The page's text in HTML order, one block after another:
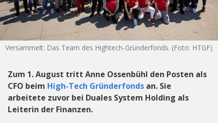
Versammelt: Das Team des Hightech-Gründerfonds. (Foto: HTGF)
Zum 1. August tritt Anne Ossenbühl den Posten als
CFO beim High-Tech Gründerfonds an. Sie
arbeitete zuvor bei Duales System Holding als
Leiterin der Finanzen.